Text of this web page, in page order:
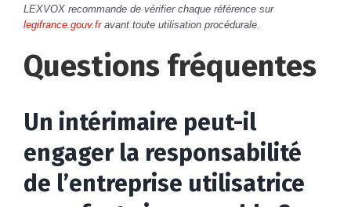
LEXVOX recommande de vérifier chaque référence sur
legifrance.gouv.fravant toute utilisation procédurale.
Questions fréquentes
Un intérimaire peut-il
engager la responsabilité
de l’entreprise utilisatrice